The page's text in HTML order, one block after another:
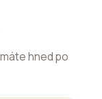
hned po